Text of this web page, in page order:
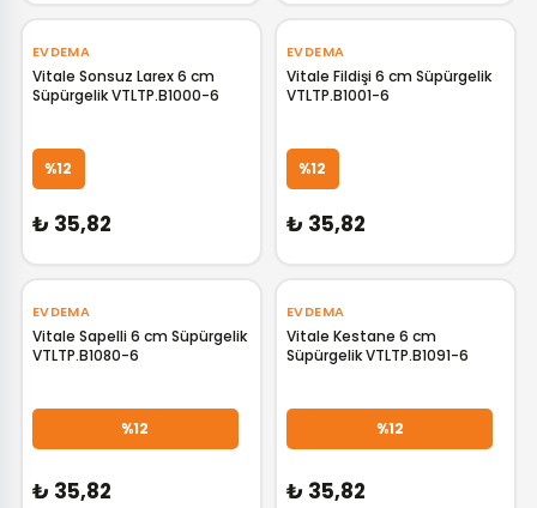
EVDEMA
Vitale Sonsuz Larex 6 cm
Süpürgelik VTLTP.B1000-6
%12
₺ 35,82
EVDEMA
Vitale Fildişi 6 cm Süpürgelik
VTLTP.B1001-6
%12
₺ 35,82
EVDEMA
Vitale Sapelli 6 cm Süpürgelik
VTLTP.B1080-6
%12
₺ 35,82
EVDEMA
Vitale Kestane 6 cm
Süpürgelik VTLTP.B1091-6
%12
₺ 35,82